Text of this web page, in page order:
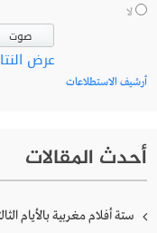
لا
عرض
أرشيف الاستطلاعات
أحدث المقالات
ستة أفلام مغربية بالأيام